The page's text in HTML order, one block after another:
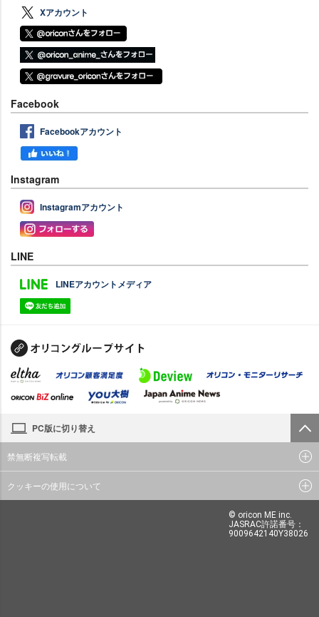
Xアカウント
Facebook
Facebookアカウント
Instagram
Instagramアカウント
LINE
LINEアカウントメディア
PC版に切り替え
禁無断複写転載
クッキーの使用について
© oricon ME inc.
JASRAC許諾番号：
9009642140Y38026